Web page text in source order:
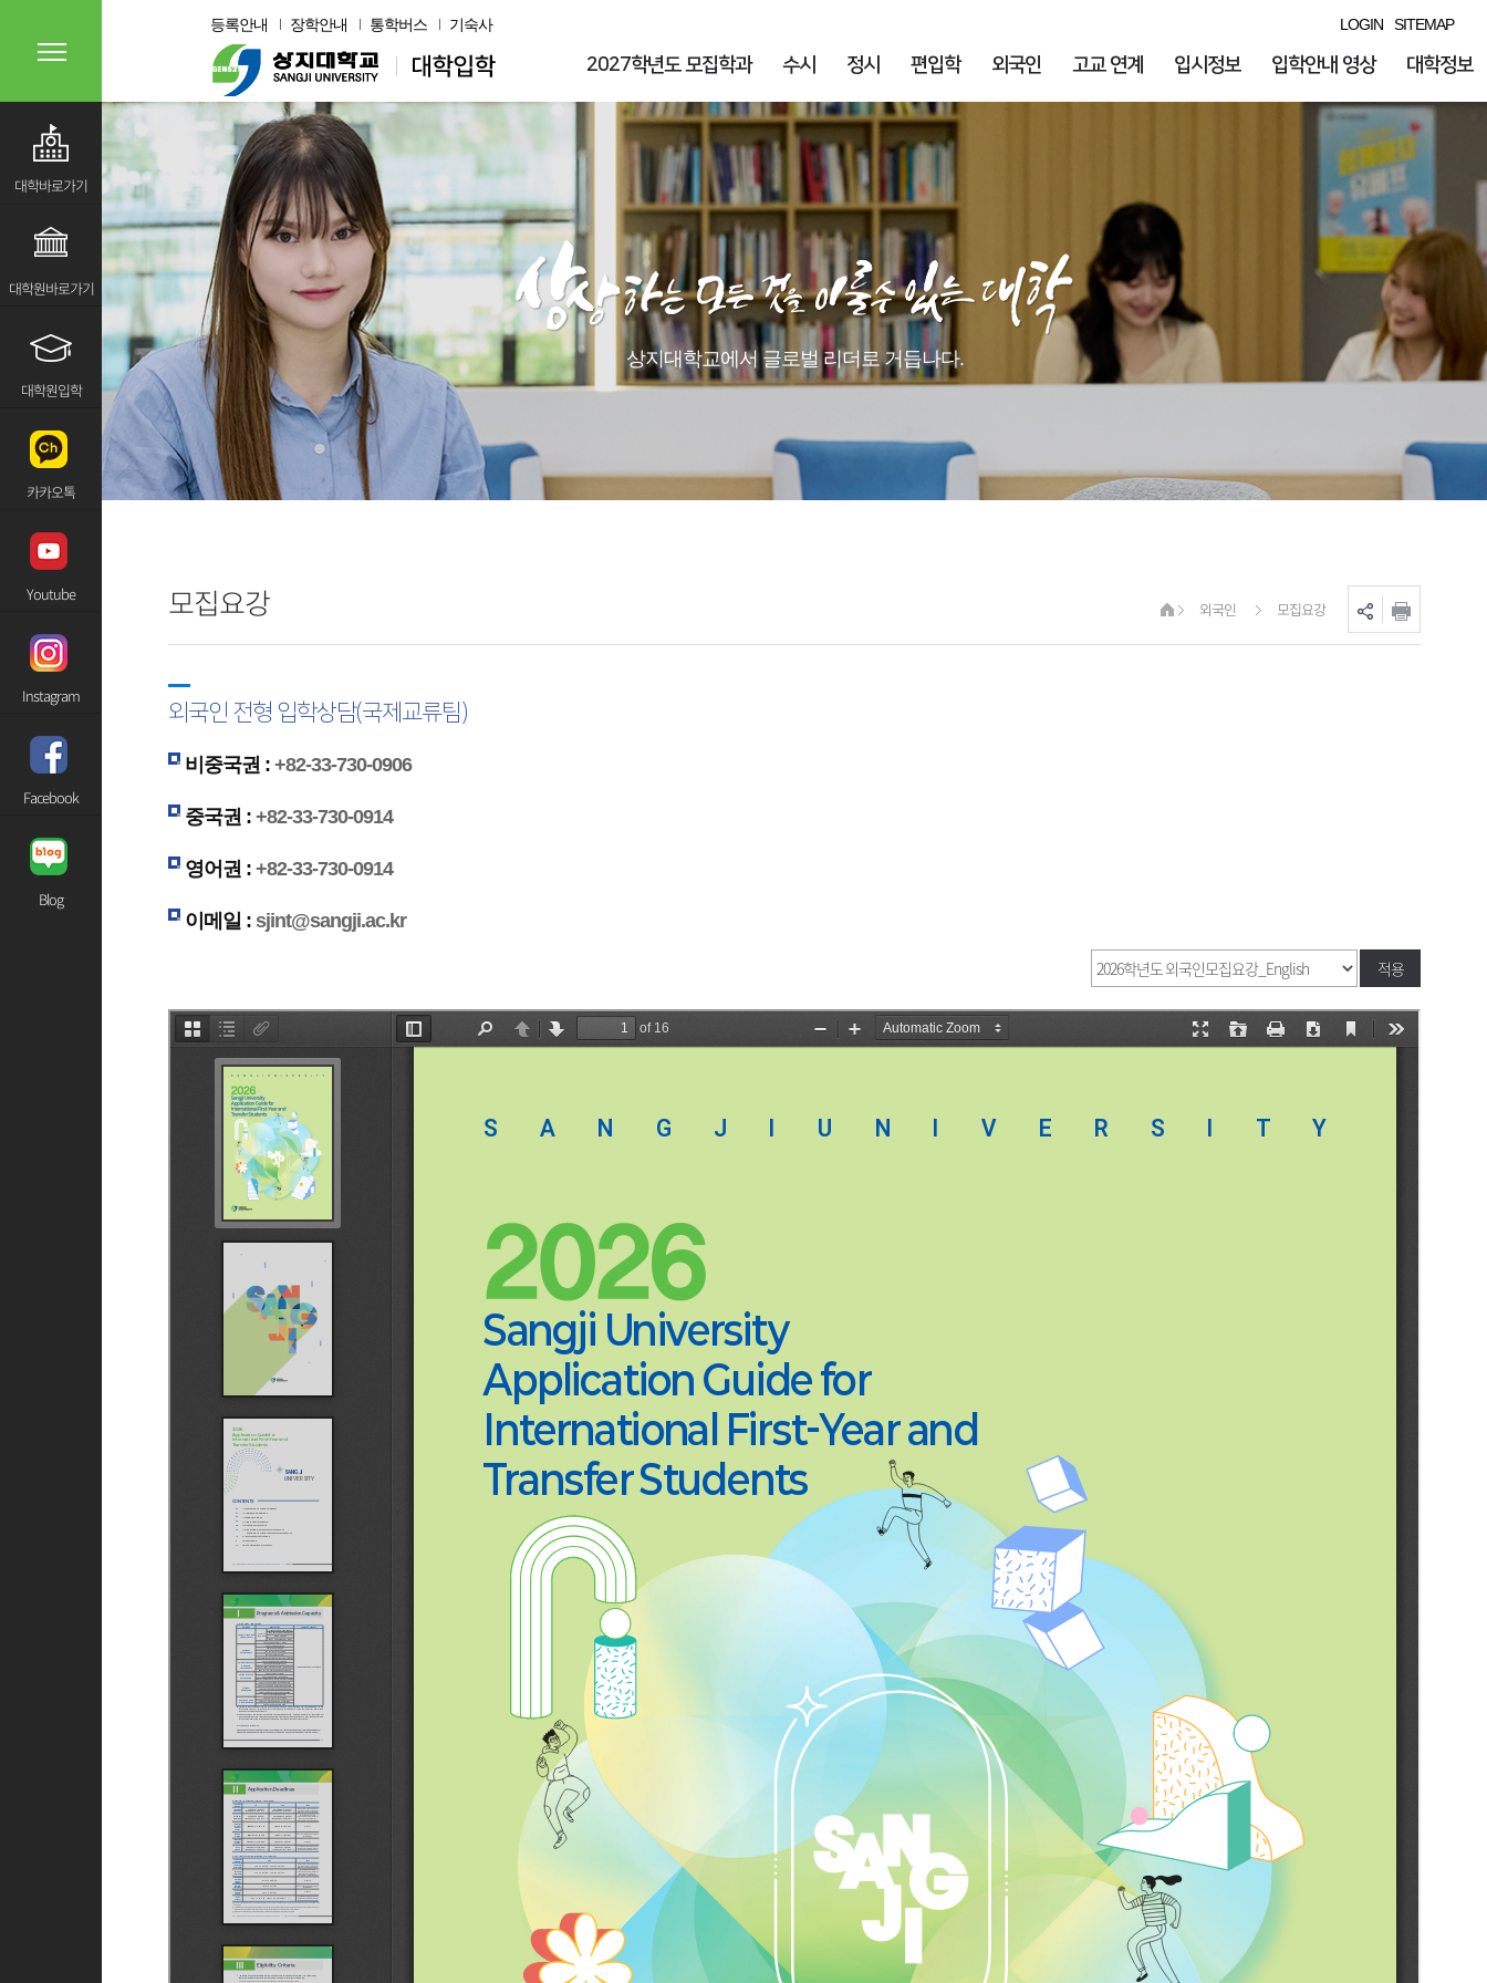
등록안내 장학안내 통학버스 기숙사 LOGIN SITEMAP
대학바로가기
대학원바로가기
대학원입학
카카오톡
Youtube
Instagram
Facebook
Blog
2027학년도 모집학과 수시 정시 편입학 외국인 고교 연계 입시정보 입학안내 영상 대학정보
상지대학교에서 글로벌 리더로 거듭나다.
모집요강 외국인 모집요강
외국인 전형 입학상담(국제교류팀)
비중국권 : +82-33-730-0906
중국권 : +82-33-730-0914
영어권 : +82-33-730-0914
이메일 : sjint@sangji.ac.kr
적용